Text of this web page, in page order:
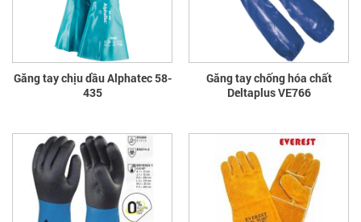
Găng tay chịu dầu Alphatec 58-
435
Găng tay chống hóa chất
Deltaplus VE766